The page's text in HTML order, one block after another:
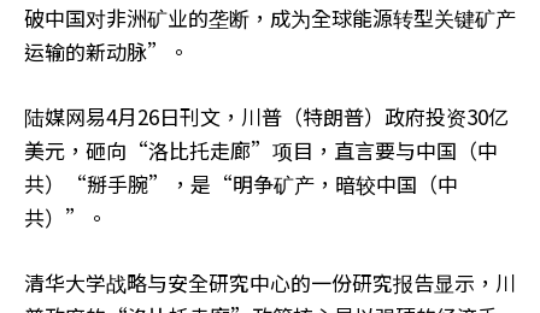
破中国对非洲矿业的垄断，成为全球能源转型关键矿产
运输的新动脉”。
陆媒网易4月26日刊文，川普（特朗普）政府投资30亿
美元，砸向“洛比托走廊”项目，直言要与中国（中
共）“掰手腕”，是“明争矿产，暗较中国（中
共）”。
清华大学战略与安全研究中心的一份研究报告显示，川